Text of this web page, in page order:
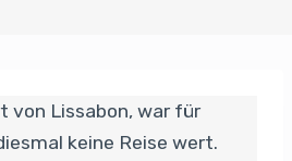
von Lissabon, war für
keine Reise wert.